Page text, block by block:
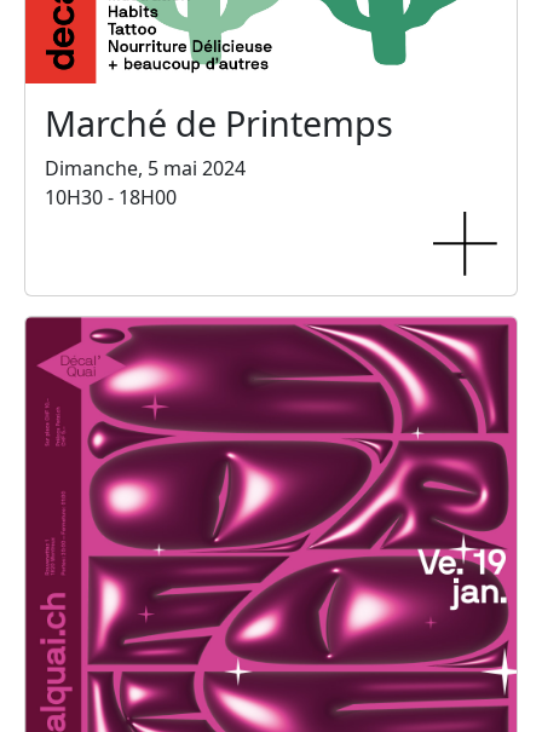
Marché de Printemps
Dimanche, 5 mai 2024
10H30 - 18H00